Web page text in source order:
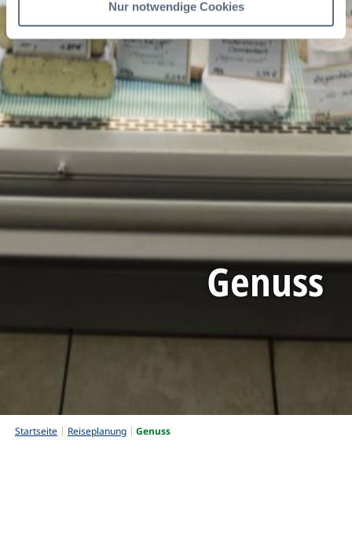
Nur notwendige Cookies
Genuss
Startseite Reiseplanung Genuss